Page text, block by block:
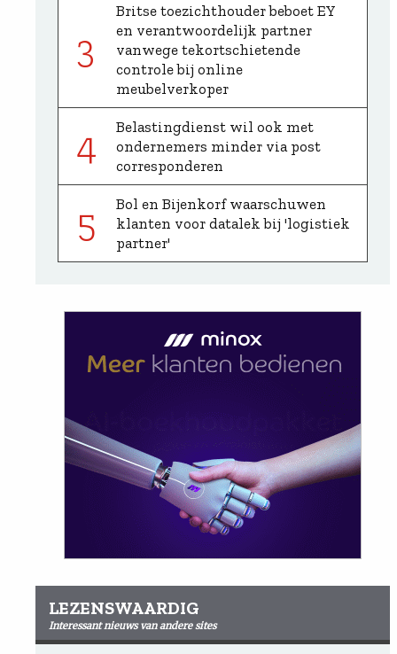
3
Britse toezichthouder beboet EY
en verantwoordelijk partner
vanwege tekortschietende
controle bij online
meubelverkoper
4
Belastingdienst wil ook met
ondernemers minder via post
corresponderen
5
Bol en Bijenkorf waarschuwen
klanten voor datalek bij 'logistiek
partner'
LEZENSWAARDIG
Interessant nieuws van andere sites